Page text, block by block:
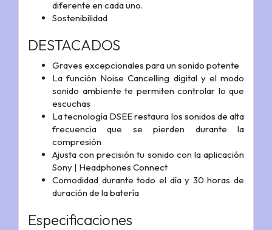
diferente en cada uno.
Sostenibilidad
DESTACADOS
Graves excepcionales para un sonido potente
La función Noise Cancelling digital y el modo
sonido ambiente te permiten controlar lo que
escuchas
La tecnología DSEE restaura los sonidos de alta
frecuencia que se pierden durante la
compresión
Ajusta con precisión tu sonido con la aplicación
Sony | Headphones Connect
Comodidad durante todo el día y 30 horas de
duración de la batería
Especificaciones